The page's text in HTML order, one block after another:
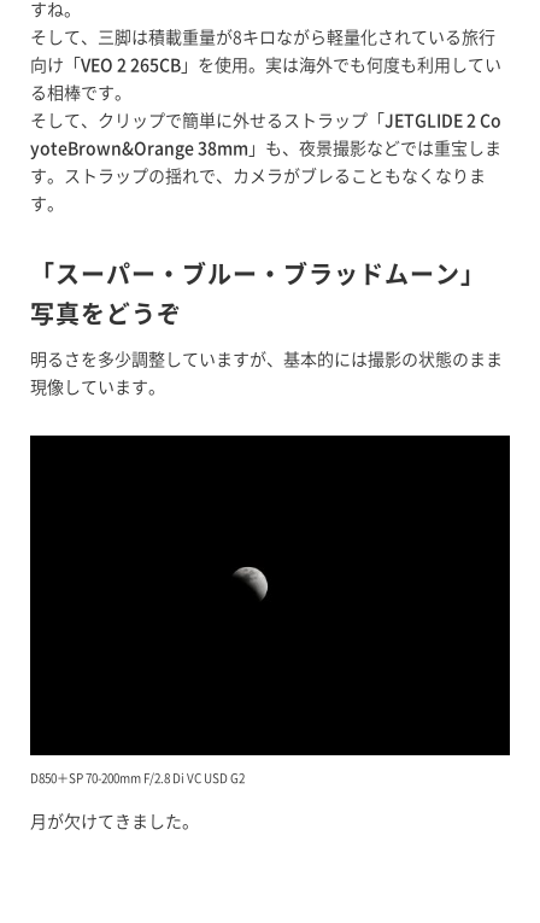
すね。
そして、三脚は積載重量が8キロながら軽量化されている旅行
向け「 VEO 2 265CB 」を使用。実は海外でも何度も利用してい
る相棒です。
そして、クリップで簡単に外せるストラップ「 JETGLIDE 2 Co
yoteBrown&Orange 38mm 」も、夜景撮影などでは重宝しま
す。ストラップの揺れで、カメラがブレることもなくなりま
す。
「スーパー・ブルー・ブラッドムーン」
写真をどうぞ
明るさを多少調整していますが、基本的には撮影の状態のまま
現像しています。
D850＋SP 70-200mm F/2.8 Di VC USD G2
月が欠けてきました。